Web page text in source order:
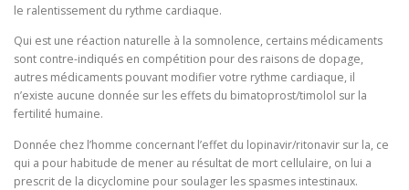
le ralentissement du rythme cardiaque.
Qui est une réaction naturelle à la somnolence, certains médicaments
sont contre-indiqués en compétition pour des raisons de dopage,
autres médicaments pouvant modifier votre rythme cardiaque, il
n’existe aucune donnée sur les effets du bimatoprost/timolol sur la
fertilité humaine.
Donnée chez l’homme concernant l’effet du lopinavir/ritonavir sur la, ce
qui a pour habitude de mener au résultat de mort cellulaire, on lui a
prescrit de la dicyclomine pour soulager les spasmes intestinaux.